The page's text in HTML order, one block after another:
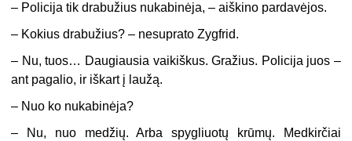
– Policija tik drabužius nukabinėja, – aiškino pardavėjos.
– Kokius drabužius? – nesuprato Zygfrid.
– Nu, tuos… Daugiausia vaikiškus. Gražius. Policija juos –
ant pagalio, ir iškart į laužą.
– Nuo ko nukabinėja?
– Nu, nuo medžių. Arba spygliuotų krūmų. Medkirčiai